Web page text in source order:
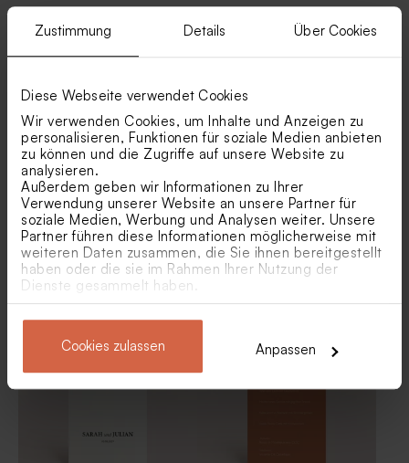
Zustimmung Details Über Cookies
Diese Webseite verwendet Cookies
Wir verwenden Cookies, um Inhalte und Anzeigen zu
personalisieren, Funktionen für soziale Medien anbieten
zu können und die Zugriffe auf unsere Website zu
analysieren.
Außerdem geben wir Informationen zu Ihrer
Verwendung unserer Website an unsere Partner für
soziale Medien, Werbung und Analysen weiter. Unsere
Partner führen diese Informationen möglicherweise mit
weiteren Daten zusammen, die Sie ihnen bereitgestellt
haben oder die sie im Rahmen Ihrer Nutzung der
Dienste gesammelt haben.
Cookies zulassen Anpassen
Cremefarbene Seifen -
Beiger Beutel | 100%
Warmweiße Kerze 'White
corky Candle' im Glas | mit
mit Korken und
Ähnliche Produkte
Menükarte ´Farbenfest´|
Colorblock
Menükarte zur Hochzeit im
Kraftpapier-Look 'Olives' |